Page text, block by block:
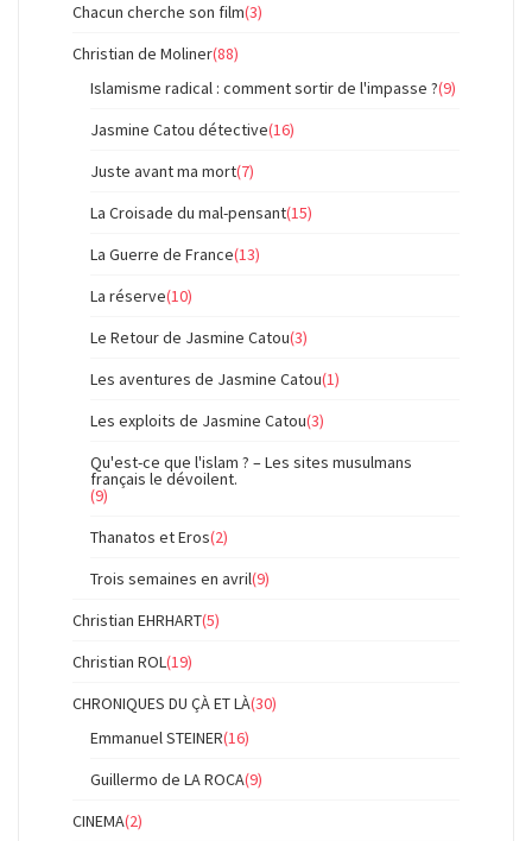
Chacun cherche son film(3)
Christian de Moliner(88)
Islamisme radical : comment sortir de l'impasse ?(9)
Jasmine Catou détective(16)
Juste avant ma mort(7)
La Croisade du mal-pensant(15)
La Guerre de France(13)
La réserve(10)
Le Retour de Jasmine Catou(3)
Les aventures de Jasmine Catou(1)
Les exploits de Jasmine Catou(3)
Qu'est-ce que l'islam ? – Les sites musulmans
français le dévoilent.
(9)
Thanatos et Eros(2)
Trois semaines en avril(9)
Christian EHRHART(5)
Christian ROL(19)
CHRONIQUES DU ÇÀ ET LÀ(30)
Emmanuel STEINER(16)
Guillermo de LA ROCA(9)
CINEMA(2)